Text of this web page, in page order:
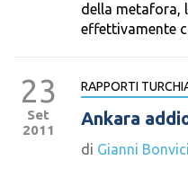
della metafora,
effettivamente
23
Set
2011
RAPPORTI
Ankara
di Gianni